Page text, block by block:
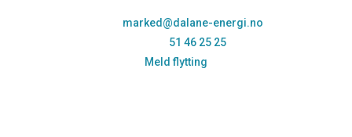
marked@dalane-energi.no
51 46 25 25
Meld flytting